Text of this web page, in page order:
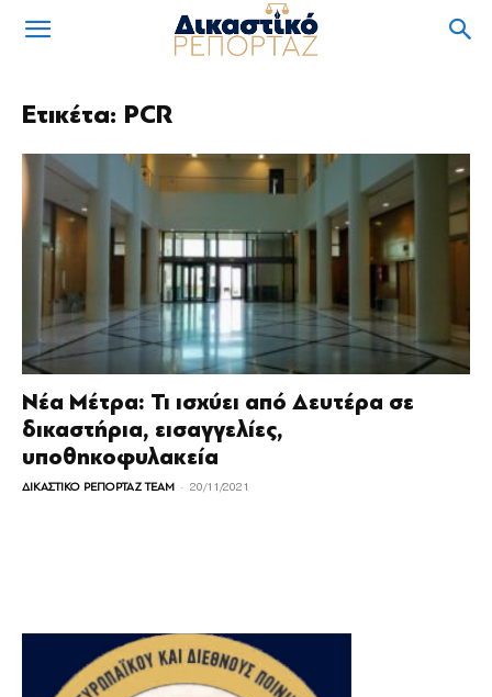
Ετικέτα: PCR
Νέα Μέτρα: Τι ισχύει από Δευτέρα σε
δικαστήρια, εισαγγελίες,
υποθηκοφυλακεία
ΔΙΚΑΣΤΙΚΟ ΡΕΠΟΡΤΑΖ TEAM - 20/11/2021